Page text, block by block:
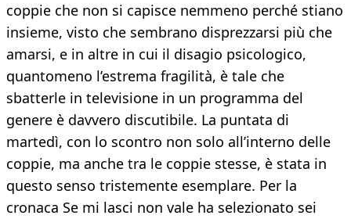
coppie che non si capisce nemmeno perché stiano
insieme, visto che sembrano disprezzarsi più che
amarsi, e in altre in cui il disagio psicologico,
quantomeno l’estrema fragilità, è tale che
sbatterle in televisione in un programma del
genere è davvero discutibile. La puntata di
martedì, con lo scontro non solo all’interno delle
coppie, ma anche tra le coppie stesse, è stata in
questo senso tristemente esemplare. Per la
cronaca Se mi lasci non vale ha selezionato sei